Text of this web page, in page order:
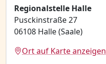
Regionalstelle Halle
Pusckinstraße 27
06108 Halle (Saale)
Ort auf Karte anzeigen